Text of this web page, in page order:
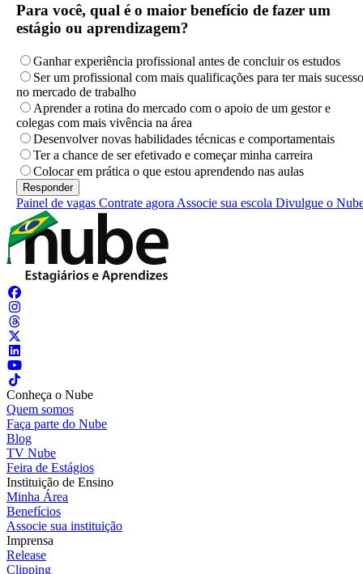
Para você, qual é o maior benefício de fazer um
estágio ou aprendizagem?
Ganhar experiência profissional antes de concluir os estudos
Ser um profissional com mais qualificações para ter mais sucesso
no mercado de trabalho
Aprender a rotina do mercado com o apoio de um gestor e
colegas com mais vivência na área
Desenvolver novas habilidades técnicas e comportamentais
Ter a chance de ser efetivado e começar minha carreira
Colocar em prática o que estou aprendendo nas aulas
Painel de vagas Contrate agora Associe sua escola Divulgue o
Conheça o Nube
Quem somos
Faça parte do Nube
Blog
TV Nube
Feira de Estágios
Instituição de Ensino
Minha Área
Benefícios
Associe sua instituição
Imprensa
Release
Clipping